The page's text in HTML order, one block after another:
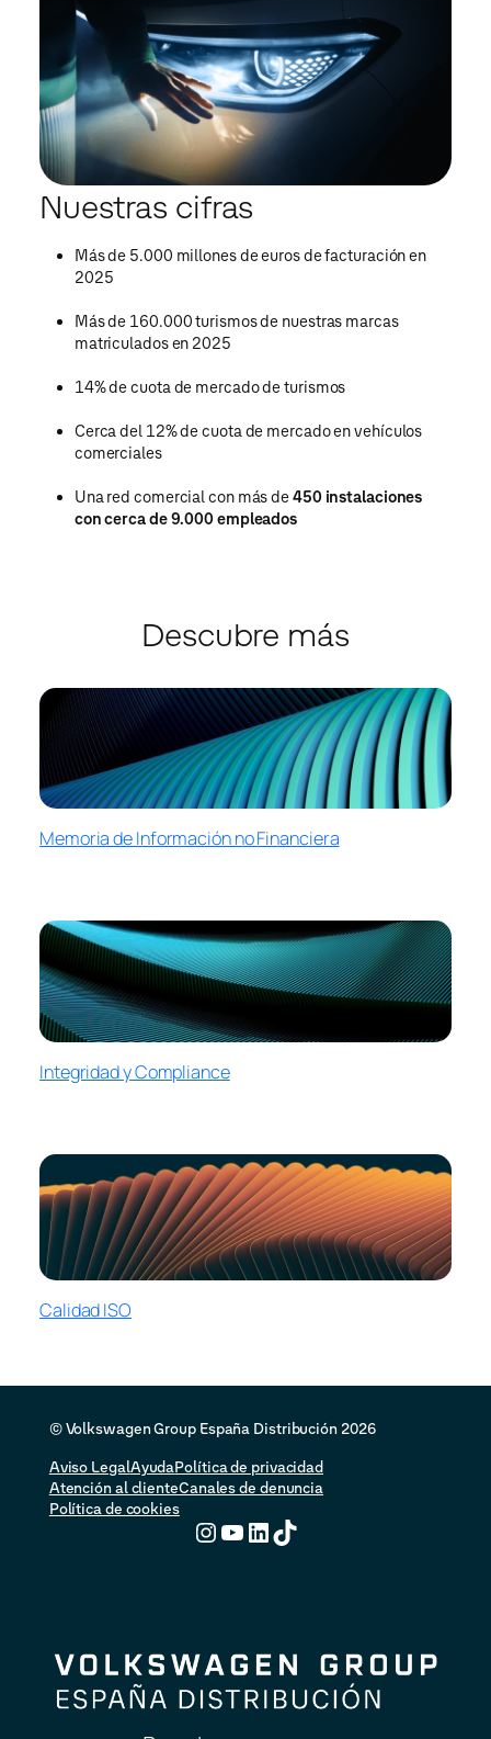
Nuestras cifras
Más de 5.000 millones de euros de facturación en
2025
Más de 160.000turismos de nuestras marcas
matriculadosen 2025
14% de cuota de mercadode turismos
Cerca del 12% de cuota de mercadoen vehículos
comerciales
Una red comercial con más de450 instalaciones
con cerca de 9.000 empleados
Descubre más
Memoria de Información no Financiera
Integridad y Compliance
Calidad ISO
© Volkswagen Group España Distribución 2026
Aviso LegalAyudaPolítica de privacidad
Atención al clienteCanales de denuncia
Política de cookies
Instagram YouTube LinkedIn TikTok